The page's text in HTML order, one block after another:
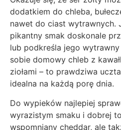
dodatkiem do chleba,
nawet do ciast wytrawnych.
pikantny smak doskonale
lub podkreśla jego
sobie domowy chleb z
ziołami – to prawdziwa
idealna na każdą porę dnia.
Do wypieków najlepiej
wyrazistym smaku i dobrej
wspomniany cheddar, ale